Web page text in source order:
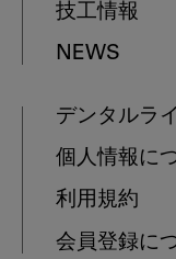
技工情報
NEWS
デンタルラ
個人情報に
利用規約
会員登録に